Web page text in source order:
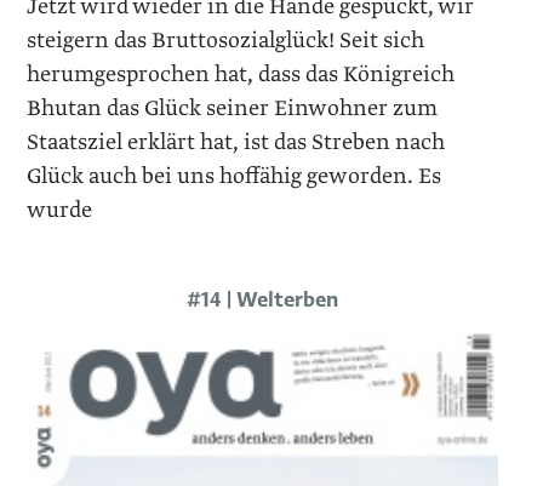
Jetzt wird wieder in die Hände gespückt, wir
steigern das Bruttosozialglück! Seit sich
herumgesprochen hat, dass das Königreich
Bhutan das Glück seiner Einwohner zum
Staatsziel erklärt hat, ist das Streben nach
Glück auch bei uns hoffähig geworden. Es
wurde
#14 | Welterben